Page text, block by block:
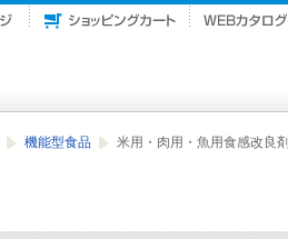
機能型食品 米用・肉用・魚用食感改良剤